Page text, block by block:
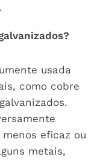
usada
como cobre
eficaz ou
metais,